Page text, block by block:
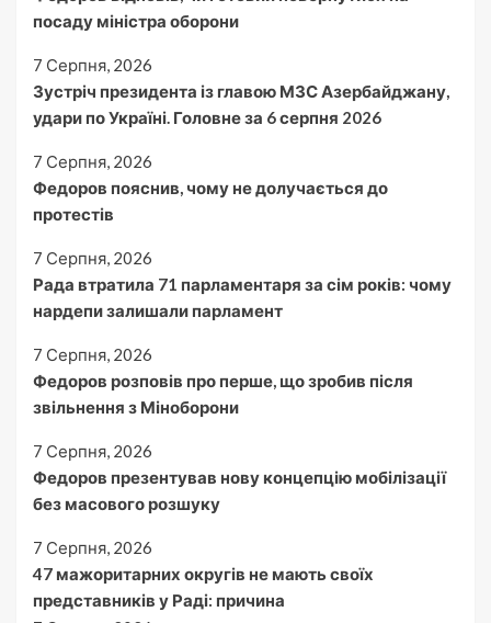
посаду міністра оборони
7 Серпня, 2026
Зустріч президента із главою МЗС Азербайджану,
удари по Україні. Головне за 6 серпня 2026
7 Серпня, 2026
Федоров пояснив, чому не долучається до
протестів
7 Серпня, 2026
Рада втратила 71 парламентаря за сім років: чому
нардепи залишали парламент
7 Серпня, 2026
Федоров розповів про перше, що зробив після
звільнення з Міноборони
7 Серпня, 2026
Федоров презентував нову концепцію мобілізації
без масового розшуку
7 Серпня, 2026
47 мажоритарних округів не мають своїх
представників у Раді: причина